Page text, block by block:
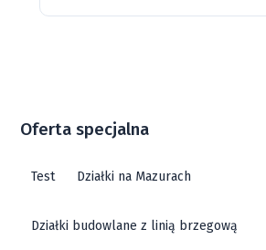
Oferta specjalna
Test Działki na Mazurach
Działki budowlane z linią brzegową